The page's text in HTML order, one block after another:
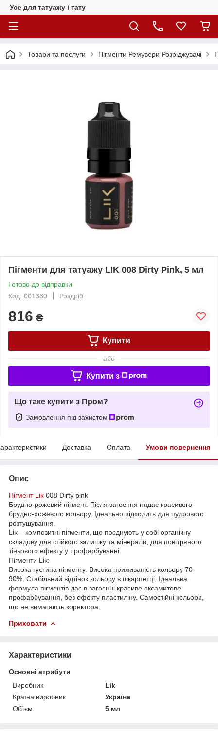
Усе для татуажу і тату
Товари та послуги Пігменти Ремувери Розріджувачі
Пігменти для татуажу LIK 008 Dirty Pink, 5 мл
Готово до відправки
Код: 001380
Роздріб
816 ₴
Купити
або
Купити з
Що таке купити з Пром?
Замовлення під захистом
Доставка Оплата Умови повернення
Опис
Пігмент Lik 008 Dirty pink
Брудно-рожевий пігмент. Після загоєння надає красивого
брудно-рожевого кольору. Ідеально підходить для пудрового
розтушування.
Lik – композитні пігменти, що поєднують у собі органічну
складову для стійкого залишку та мінерали, для повітряного
тіньового ефекту у профарбуванні.
Пігменти Lik:
Висока густина пігменту. Висока приживаність кольору 70-
90%. Стабільний відтінок кольору в шкарпетці. Ідеальна
формула пігментів дає в загоєнні красиве оксамитове
профарбування, без ефекту пластиліну. Самостійні кольори,
що не вимагають коректора.
Приховати
Характеристики
Основні атрибути
Виробник
Lik
Країна виробник
Україна
Об`єм
5 мл